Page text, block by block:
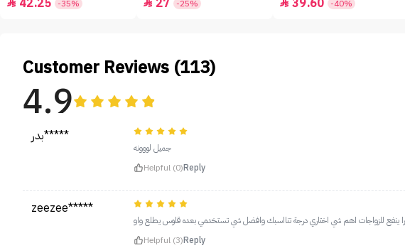
 42.25 -35%  27 -25%  39.60 -40%
Customer Reviews (113)
4.9
بدر*****
جميل لووونه
Helpful (0)Reply
zeezee*****
ينفع للزواجات اهم شي اختاري درجة تنااسبك وافضل شي تستخدمي بعده قلوس يطلع واو
Helpful (3)Reply